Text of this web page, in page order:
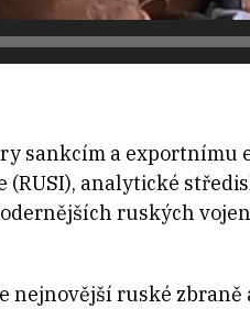
sankcím a exportnímu
analytické
ruských
nejnovější ruské